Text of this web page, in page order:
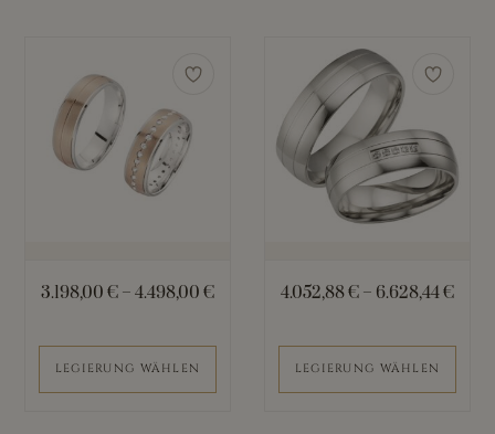
3.198,00 € – 4.498,00 €
LEGIERUNG WÄHLEN
mehrere
Varianten
können
Produktseite
gewählt
4.052,88€ – 6.628,44€
LEGIERUNG WÄHLEN
Produkt
mehrere
Varianten
können
Produktseite
gewählt